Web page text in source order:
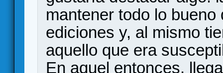
mantener todo lo
ediciones y, al mismo
aquello que era
En aquel entonces,